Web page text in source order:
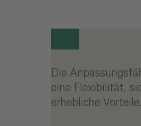
Die
eine Flexibilität,
erhebliche Vorteile.